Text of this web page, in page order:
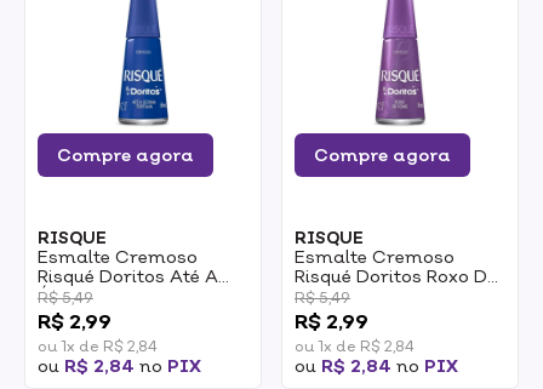
Compre agora
RISQUE
Esmalte Cremoso
Risqué Doritos Até A
Última Tortilha 8ml
R$ 5,49
R$ 2,99
ou 1x de R$ 2,84
ou R$ 2,84 no PIX
Compre agora
RISQUE
Esmalte Cremoso
Risqué Doritos Roxo De
Fome 8ml
R$ 5,49
R$ 2,99
ou 1x de R$ 2,84
ou R$ 2,84 no PIX